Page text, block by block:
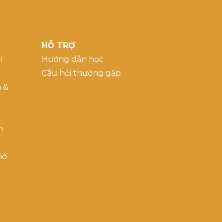
&
HỖ TRỢ
Hướng dẫn học
Câu hỏi thường gặp